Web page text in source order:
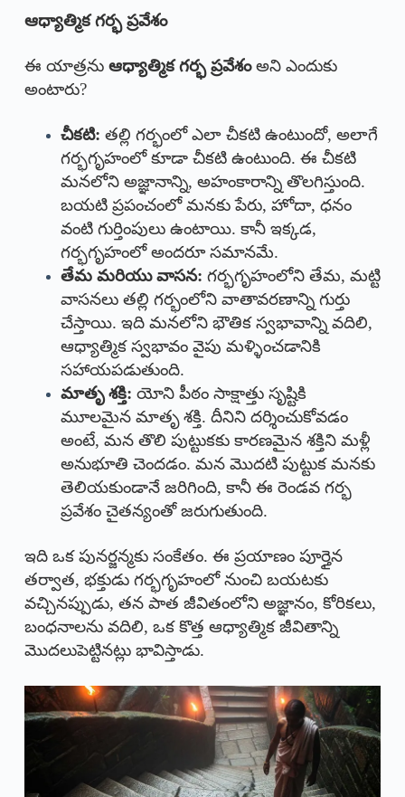
ఆధ్యాత్మిక గర్భ ప్రవేశం
ఈ యాత్రను ఆధ్యాత్మిక గర్భ ప్రవేశంఅని ఎందుకు
అంటారు?
చీకటి: తల్లి గర్భంలో ఎలా చీకటి ఉంటుందో, అలాగే
గర్భగృహంలో కూడా చీకటి ఉంటుంది. ఈ చీకటి
మనలోని అజ్ఞానాన్ని, అహంకారాన్ని తొలగిస్తుంది.
బయటి ప్రపంచంలో మనకు పేరు, హోదా, ధనం
వంటి గుర్తింపులు ఉంటాయి. కానీ ఇక్కడ,
గర్భగృహంలో అందరూ సమానమే.
తేమ మరియు వాసన: గర్భగృహంలోని తేమ, మట్టి
వాసనలు తల్లి గర్భంలోని వాతావరణాన్ని గుర్తు
చేస్తాయి. ఇది మనలోని భౌతిక స్వభావాన్ని వదిలి,
ఆధ్యాత్మిక స్వభావం వైపు మళ్ళించడానికి
సహాయపడుతుంది.
మాతృ శక్తి: యోని పీఠం సాక్షాత్తు సృష్టికి
మూలమైన మాతృ శక్తి. దీనిని దర్శించుకోవడం
అంటే, మన తొలి పుట్టుకకు కారణమైన శక్తిని మళ్లీ
అనుభూతి చెందడం. మన మొదటి పుట్టుక మనకు
తెలియకుండానే జరిగింది, కానీ ఈ రెండవ గర్భ
ప్రవేశం చైతన్యంతో జరుగుతుంది.
ఇది ఒక పునర్జన్మకు సంకేతం. ఈ ప్రయాణం పూర్తైన
తర్వాత, భక్తుడు గర్భగృహంలో నుంచి బయటకు
వచ్చినప్పుడు, తన పాత జీవితంలోని అజ్ఞానం, కోరికలు,
బంధనాలను వదిలి, ఒక కొత్త ఆధ్యాత్మిక జీవితాన్ని
మొదలుపెట్టినట్లు భావిస్తాడు.